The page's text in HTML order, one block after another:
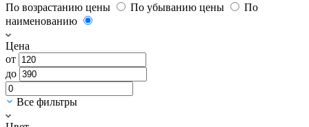
По возрастанию цены
По убыванию цены
По
наименованию
Цена
от
до
Все фильтры